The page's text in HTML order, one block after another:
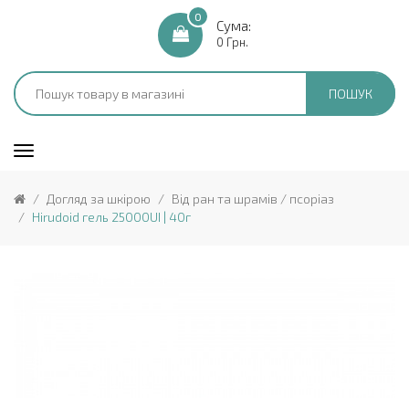
0
Сума:
0 Грн.
ПОШУК
Догляд за шкірою
Від ран та шрамів / псоріаз
Hirudoid гель 25000UI | 40г